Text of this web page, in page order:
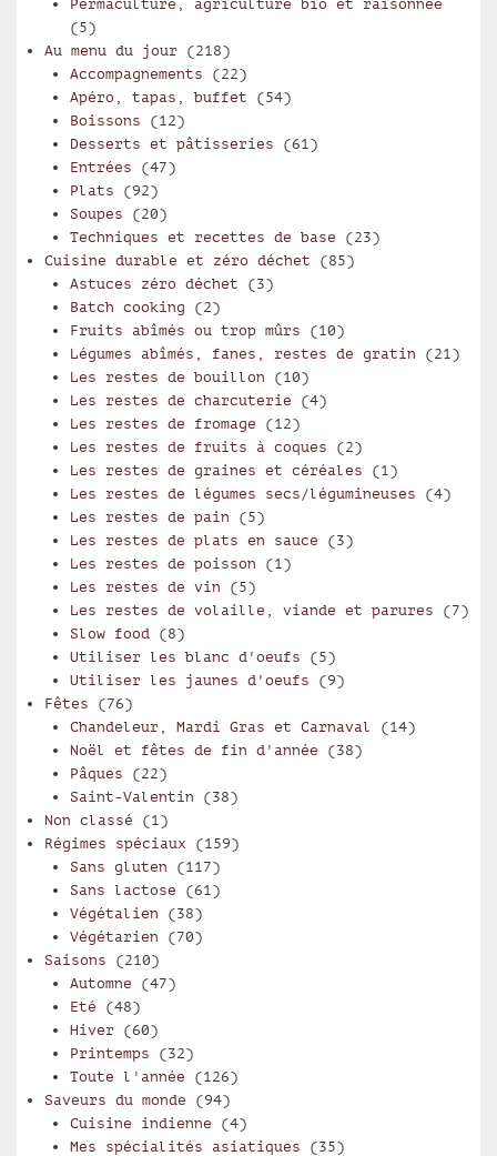
Permaculture, agriculture bio et raisonnée
(5)
Au menu du jour (218)
Accompagnements (22)
Apéro, tapas, buffet (54)
Boissons (12)
Desserts et pâtisseries (61)
Entrées (47)
Plats (92)
Soupes (20)
Techniques et recettes de base (23)
Cuisine durable et zéro déchet (85)
Astuces zéro déchet (3)
Batch cooking (2)
Fruits abîmés ou trop mûrs (10)
Légumes abîmés, fanes, restes de gratin (21)
Les restes de bouillon (10)
Les restes de charcuterie (4)
Les restes de fromage (12)
Les restes de fruits à coques (2)
Les restes de graines et céréales (1)
Les restes de légumes secs/légumineuses (4)
Les restes de pain (5)
Les restes de plats en sauce (3)
Les restes de poisson (1)
Les restes de vin (5)
Les restes de volaille, viande et parures (7)
Slow food (8)
Utiliser les blanc d'oeufs (5)
Utiliser les jaunes d'oeufs (9)
Fêtes (76)
Chandeleur, Mardi Gras et Carnaval (14)
Noël et fêtes de fin d'année (38)
Pâques (22)
Saint-Valentin (38)
Non classé (1)
Régimes spéciaux (159)
Sans gluten (117)
Sans lactose (61)
Végétalien (38)
Végétarien (70)
Saisons (210)
Automne (47)
Eté (48)
Hiver(60)
Printemps (32)
Toute l'année (126)
Saveurs du monde (94)
Cuisine indienne (4)
Mes spécialités asiatiques (35)